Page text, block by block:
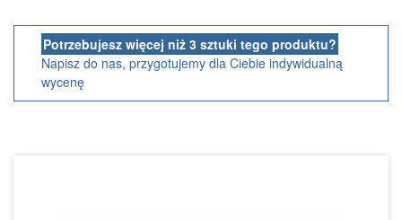
Potrzebujesz więcej niż 3 sztuki tego produktu?
Napisz do nas, przygotujemy dla Ciebie indywidualną
wycenę